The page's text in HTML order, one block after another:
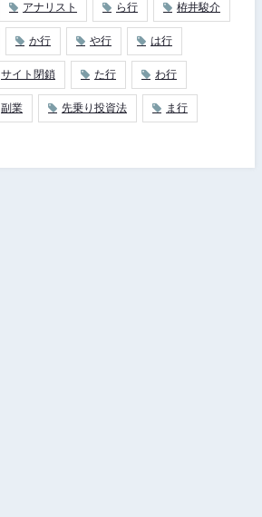
アナリスト ら行 栫井駿介
か行 や行 は行
サイト閉鎖 た行 わ行
副業 先乗り投資法 ま行